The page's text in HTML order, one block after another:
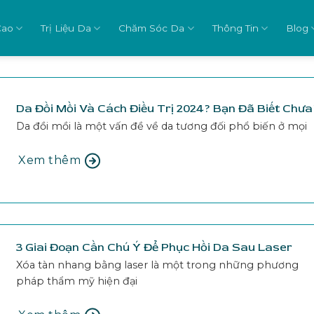
Trị Liệu Da Chăm Sóc Da Thông Tin Blog
Da Đồi Mồi Và Cách Điều Trị 2024? Bạn Đã Biết
Da đồi mồi là một vấn đề về da tương đối phổ biến ở mọi
Xem thêm
3 Giai Đoạn Cần Chú Ý Để Phục Hồi Da Sau Laser
Xóa tàn nhang bằng laser là một trong những phương
pháp thẩm mỹ hiện đại